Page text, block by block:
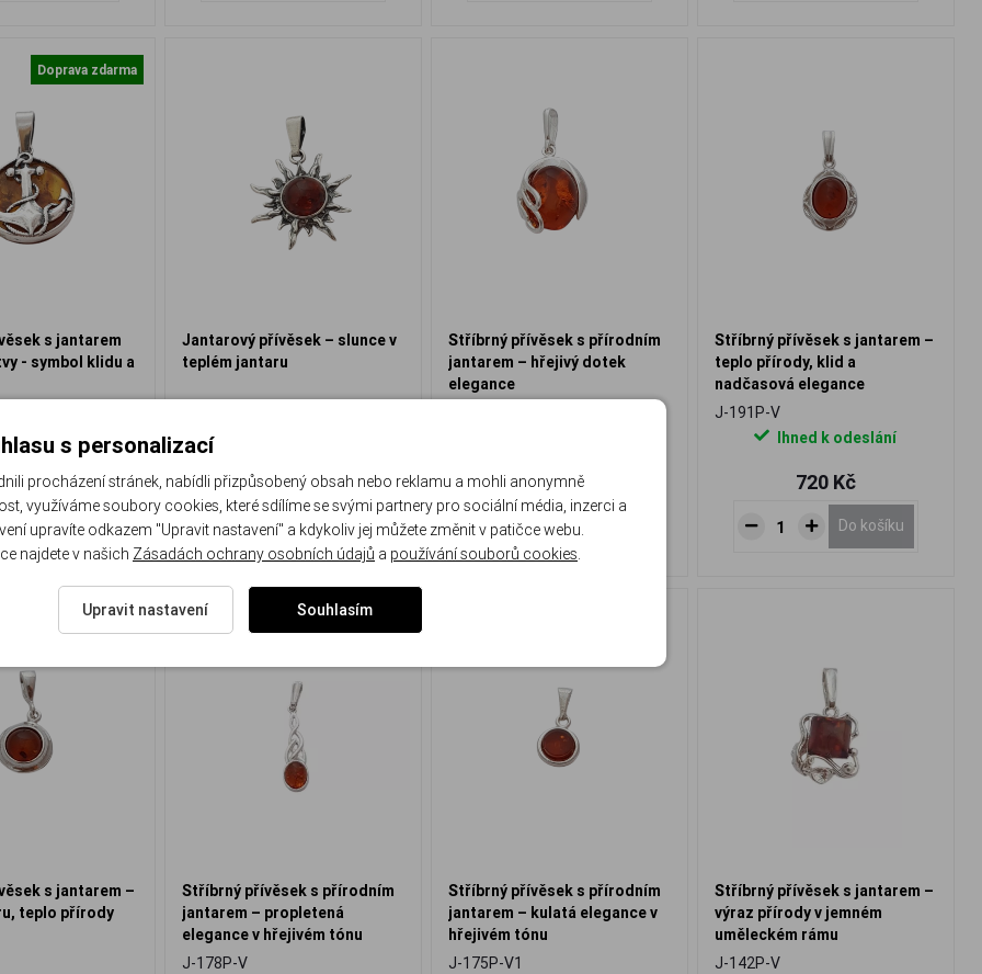
Doprava zdarma
s jantarem
- symbol klidu a
k odeslání
640 Kč
Do košíku
Jantarový přívěsek – slunce v
teplém jantaru
1 390 Kč
Do košíku
Stříbrný přívěsek s přírodním
jantarem – hřejivý dotek
elegance
1 420 Kč
Do košíku
Stříbrný přívěsek s jantarem –
teplo přírody, klid a
nadčasová elegance
J-191P-V
Ihned k odeslání
720 Kč
Do košíku
s jantarem –
teplo přírody
Stříbrný přívěsek s přírodním
jantarem – propletená
elegance v hřejivém tónu
J-178P-V
Stříbrný přívěsek s přírodním
jantarem – kulatá elegance v
hřejivém tónu
J-175P-V1
Stříbrný přívěsek s jantarem –
výraz přírody v jemném
uměleckém rámu
J-142P-V
s personalizací
procházení stránek, nabídli přizpůsobený obsah nebo reklamu a mohli anonymně
využíváme soubory cookies, které sdílíme se svými partnery pro sociální média, inzerci a
upravíte odkazem "Upravit nastavení" a kdykoliv jej můžete změnit v patičce webu.
najdete v našich Zásadách ochrany osobních údajů a používání souborů cookies.
Upravit nastavení Souhlasím